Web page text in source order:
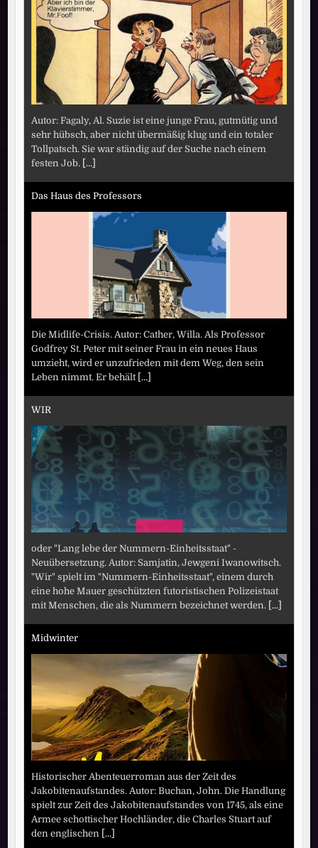
Autor: Fagaly, Al. Suzie ist eine junge Frau, gutmütig und
sehr hübsch, aber nicht übermäßig klug und ein totaler
Tollpatsch. Sie war ständig auf der Suche nach einem
festen Job. [...]
Das Haus des Professors
Die Midlife-Crisis. Autor: Cather, Willa. Als Professor
Godfrey St. Peter mit seiner Frau in ein neues Haus
umzieht, wird er unzufrieden mit dem Weg, den sein
Leben nimmt. Er behält [...]
WIR
oder "Lang lebe der Nummern-Einheitsstaat" -
Neuübersetzung. Autor: Samjatin, Jewgeni Iwanowitsch.
"Wir" spielt im "Nummern-Einheitsstaat", einem durch
eine hohe Mauer geschützten futoristischen Polizeistaat
mit Menschen, die als Nummern bezeichnet werden. [...]
Midwinter
Historischer Abenteuerroman aus der Zeit des
Jakobitenaufstandes. Autor: Buchan, John. Die Handlung
spielt zur Zeit des Jakobitenaufstandes von 1745, als eine
Armee schottischer Hochländer, die Charles Stuart auf
den englischen [...]